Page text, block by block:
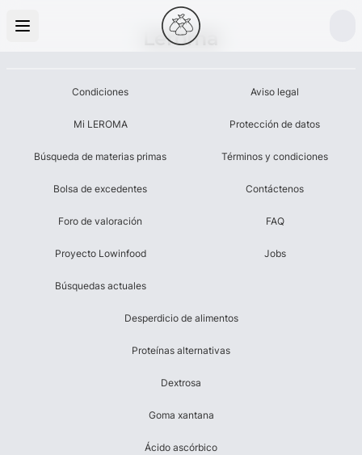
Leroma
Condiciones
Mi LEROMA
Búsqueda de materias primas
Bolsa de excedentes
Foro de valoración
Proyecto Lowinfood
Búsquedas actuales
Aviso legal
Protección de datos
Términos y condiciones
Contáctenos
FAQ
Jobs
Desperdicio de alimentos
Proteínas alternativas
Dextrosa
Goma xantana
Ácido ascórbico